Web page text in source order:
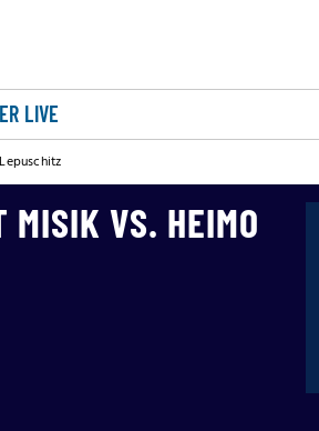
LIVE
MISIK VS. HEIMO